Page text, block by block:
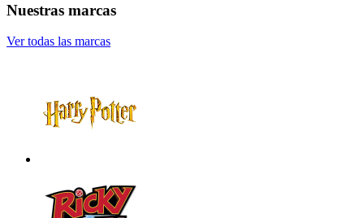
Nuestras marcas
Ver todas las marcas